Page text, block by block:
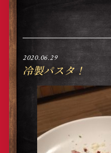
2020.06.29
冷製パスタ！